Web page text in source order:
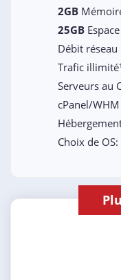
2GB
25GB
Débit réseau
Trafic illimité¹
Serveurs au
cPanel/WHM
Choix de